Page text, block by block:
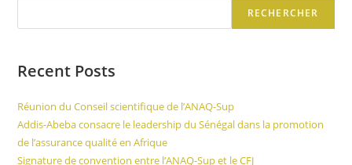
RECHERCHER
Recent Posts
Réunion du Conseil scientifique de l’ANAQ-Sup
Addis-Abeba consacre le leadership du Sénégal dans la promotion
de l’assurance qualité en Afrique
Signature de convention entre l’ANAQ-Sup et le CFJ